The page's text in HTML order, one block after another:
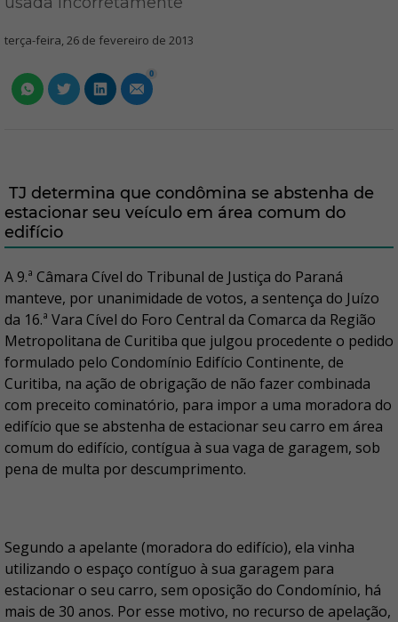
terça-feira, 26 de fevereiro de 2013
0
TJ determina que condômina se abstenha de
estacionar seu veículo em área comum do
edifício
A 9.ª Câmara Cível do Tribunal de Justiça do Paraná
manteve, por unanimidade de votos, a sentença do Juízo
da 16.ª Vara Cível do Foro Central da Comarca da Região
Metropolitana de Curitiba que julgou procedente o pedido
formulado pelo Condomínio Edifício Continente, de
Curitiba, na ação de obrigação de não fazer combinada
com preceito cominatório, para impor a uma moradora do
edifício que se abstenha de estacionar seu carro em área
comum do edifício, contígua à sua vaga de garagem, sob
pena de multa por descumprimento.
Segundo a apelante (moradora do edifício), ela vinha
utilizando o espaço contíguo à sua garagem para
estacionar o seu carro, sem oposição do Condomínio, há
mais de 30 anos. Por esse motivo, no recurso de apelação,